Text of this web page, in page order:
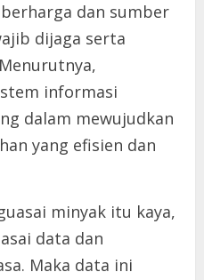
dan sumber
dijaga serta
informasi
dalam mewujudkan
yang efisien dan
minyak itu kaya,
data dan
Maka data ini